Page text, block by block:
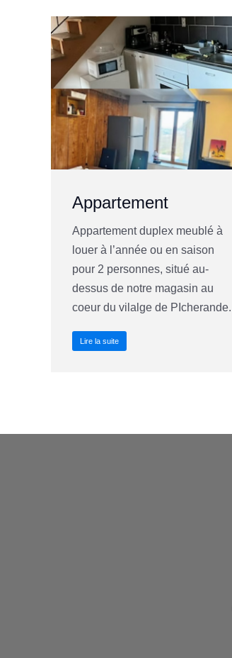
Appartement
Appartement duplex meublé à
louer à l’année ou en saison
pour 2 personnes, situé au-
dessus de notre magasin au
coeur du vilalge de PIcherande.
Lire la suite